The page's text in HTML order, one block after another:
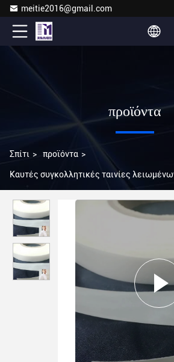
meitie2016@gmail.com
προϊόντα
Σπίτι > προϊόντα >
Καυτές συγκολλητικές ταινίες
για τα εξαρτήματα ενδυμάτων